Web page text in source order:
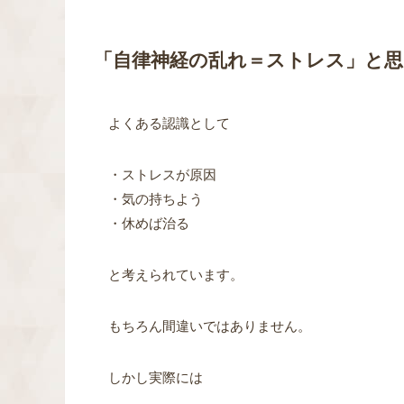
「自律神経の乱れ＝ストレス」と
よくある認識として
・ストレスが原因
・気の持ちよう
・休めば治る
と考えられています。
もちろん間違いではありません。
しかし実際には